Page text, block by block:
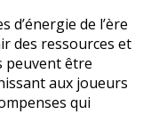
d’énergie de l’ère
des ressources et
peuvent être
aux joueurs
qui